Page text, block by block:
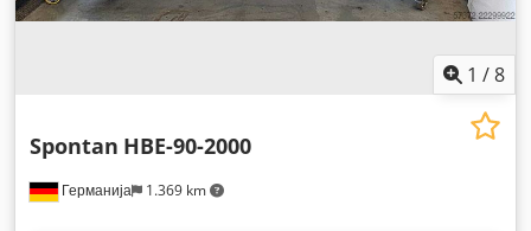
1 /8
Германија 1.369 km
Spontan HBE-90-2000